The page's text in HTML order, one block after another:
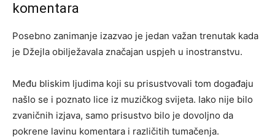
komentara
Posebno zanimanje izazvao je jedan važan trenutak kada
je Džejla obilježavala značajan uspjeh u inostranstvu.
Među bliskim ljudima koji su prisustvovali tom događaju
našlo se i poznato lice iz muzičkog svijeta. Iako nije bilo
zvaničnih izjava, samo prisustvo bilo je dovoljno da
pokrene lavinu komentara i različitih tumačenja.